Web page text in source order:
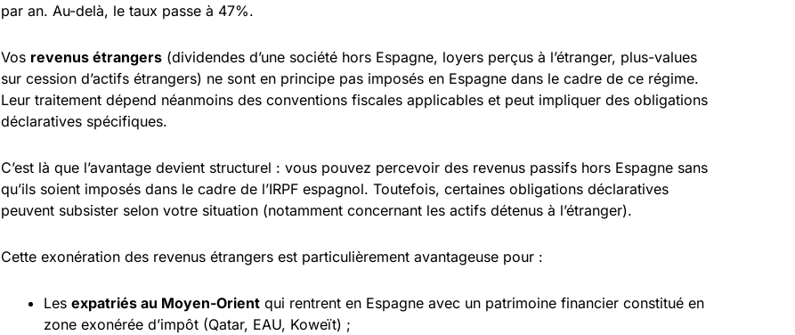
par an. Au-delà, le taux passe à 47%.
Vos revenus étrangers (dividendes d’une société hors Espagne, loyers perçus à l’étranger, plus-values
sur cession d’actifs étrangers) ne sont en principe pas imposés en Espagne dans le cadre de ce régime.
Leur traitement dépend néanmoins des conventions fiscales applicables et peut impliquer des obligations
déclaratives spécifiques.
C’est là que l’avantage devient structurel : vous pouvez percevoir des revenus passifs hors Espagne sans
qu’ils soient imposés dans le cadre de l’IRPF espagnol. Toutefois, certaines obligations déclaratives
peuvent subsister selon votre situation (notamment concernant les actifs détenus à l’étranger).
Cette exonération des revenus étrangers est particulièrement avantageuse pour :
Les expatriés au Moyen-Orient qui rentrent en Espagne avec un patrimoine financier constitué en
zone exonérée d’impôt (Qatar, EAU, Koweït) ;